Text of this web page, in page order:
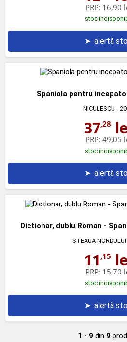
PRP: 16,90
stoc
➤ alertă
Spaniola pentru
NICULESCU -
37,28
PRP: 49,05
stoc
➤ alertă
Dictionar, dublu Roman -
STEAUA NORDULUI
11 ,15
PRP: 15,70
stoc
➤ alertă
1 - 9 din 9